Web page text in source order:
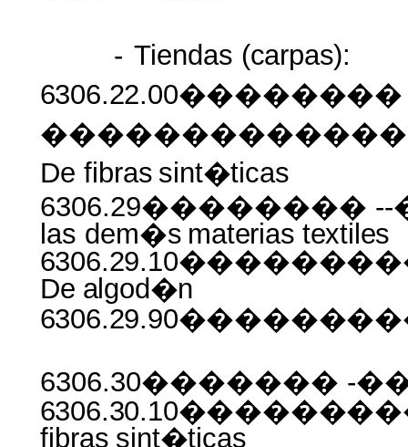
- Tiendas (carpas):
De fibras sint�ticas
6306.29��������
las dem�s materias textiles
De algod�n
6306.30������� -
fibras sint�ticas